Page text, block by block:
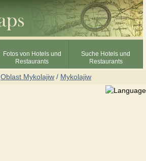
Fotos von Hotels und
Restaurants
Suche Hotels und
Restaurants
Oblast Mykolajiw / Mykolajiw